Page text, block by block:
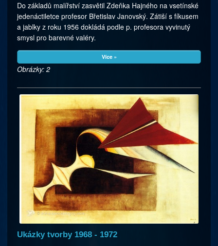
Do základů malířství zasvětil Zdeňka Hajného na vsetínské
jedenáctiletce profesor Břetislav Janovský. Zátiší s fíkusem
a jablky z roku 1956 dokládá podle p. profesora vyvinutý
smysl pro barevné valéry.
Více »
Obrázky: 2
Ukázky tvorby 1968 - 1972